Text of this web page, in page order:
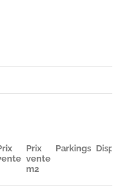
Prix
vente
m2
Parkings